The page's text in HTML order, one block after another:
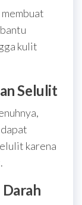
kulit
Selulit
karena